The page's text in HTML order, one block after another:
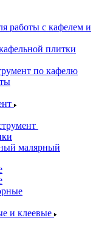
работы с кафелем и
плитки
по кафелю
малярный
и клеевые